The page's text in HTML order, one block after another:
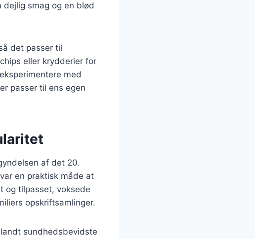
smag og en blød
det passer til
eller krydderier for
med
passer til ens egen
af det 20.
en praktisk måde at
og tilpasset, voksede
opskriftsamlinger.
sundhedsbevidste